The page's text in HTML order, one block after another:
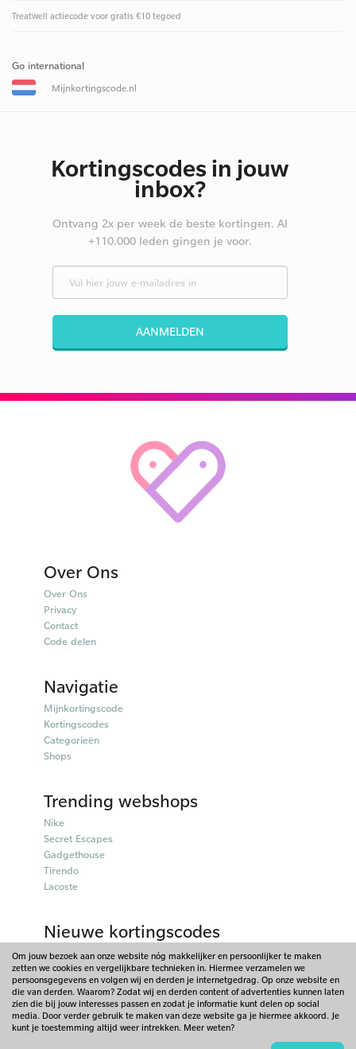
Treatwell actiecode voor gratis €10 tegoed
Go international
Mijnkortingscode.nl
Kortingscodes in jouw
inbox?
Ontvang 2x per week de beste kortingen. Al
+110.000 leden gingen je voor.
AANMELDEN
Over Ons
Over Ons
Privacy
Contact
Code delen
Navigatie
Mijnkortingscode
Kortingscodes
Categorieën
Shops
Trending webshops
Nike
Secret Escapes
Gadgethouse
Tirendo
Lacoste
Nieuwe kortingscodes
Parfumado kortingscodes
Fitpen kortingscodes
Tiqets kortingscodes
Charles & Keith kortingscodes
Lookfantastic kortingscodes
Om jouw bezoek aan onze website nóg makkelijker en persoonlijker te maken
zetten we cookies en vergelijkbare technieken in. Hiermee verzamelen we
persoonsgegevens en volgen wij en derden je internetgedrag. Op onze website en
die van derden. Waarom? Zodat wij en derden content of advertenties kunnen laten
zien die bij jouw interesses passen en zodat je informatie kunt delen op social
media. Door verder gebruik te maken van deze website ga je hiermee akkoord. Je
kunt je toestemming altijd weer intrekken. Meer weten?